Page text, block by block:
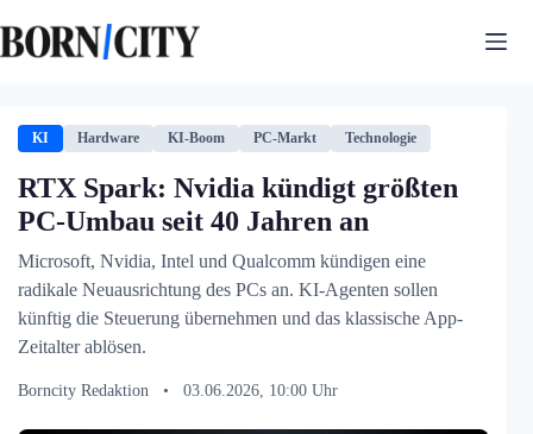
Inhalt
springen
KI Hardware KI-Boom PC-Markt Technologie
RTX Spark: Nvidia kündigt größten
PC-Umbau seit 40 Jahren an
Microsoft, Nvidia, Intel und Qualcomm kündigen eine
radikale Neuausrichtung des PCs an. KI-Agenten sollen
künftig die Steuerung übernehmen und das klassische App-
Zeitalter ablösen.
Borncity Redaktion • 03.06.2026, 10:00 Uhr